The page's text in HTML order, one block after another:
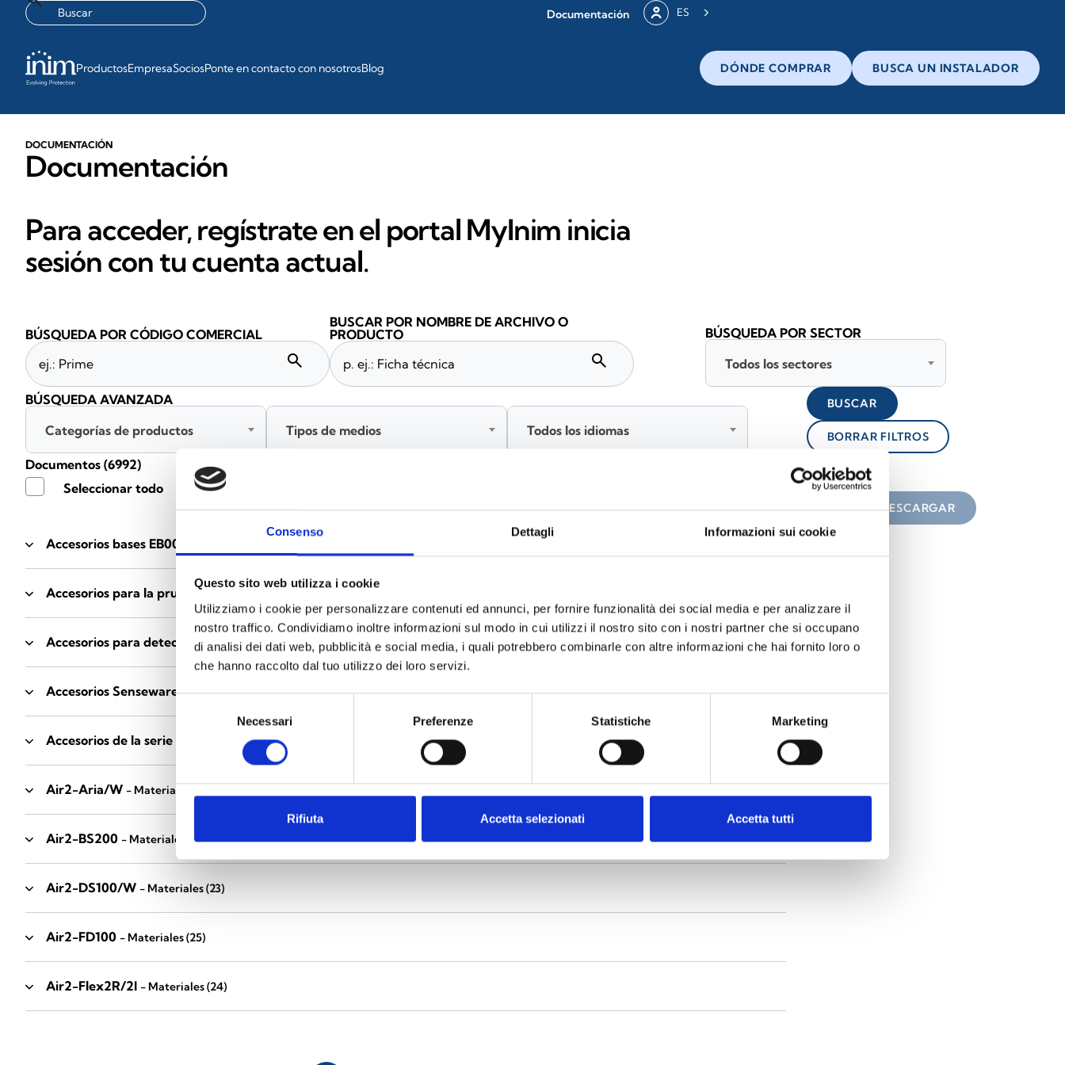
Consenso Dettagli Informazioni sui cookie
Questo sito web utilizza i cookie
Utilizziamo i cookie per personalizzare contenuti ed annunci, per fornire funzionalità dei social media e per analizzare il
nostro traffico. Condividiamo inoltre informazioni sul modo in cui utilizzi il nostro sito con i nostri partner che si occupano
di analisi dei dati web, pubblicità e social media, i quali potrebbero combinarle con altre informazioni che hai fornito loro o
che hanno raccolto dal tuo utilizzo dei loro servizi.
Necessari Preferenze Statistiche Marketing
Rifiuta Accetta selezionati Accetta tutti
Documentación ES
ProductosEmpresaSociosPonte en contacto con nosotrosBlog DÓNDE COMPRAR BUSCA UN INSTALADOR
DOCUMENTACIÓN
Documentación
Para acceder, regístrate en el portal MyInim inicia
sesión con tu cuenta actual.
Accesorios bases EB00
Accesorios para la prueba de detectores
Accesorios para detectores Enea - Materiales(35)
Accesorios Senseware - Materiales(2)
Accesorios de la serie Industrial - Materiales
Air2-Aria/W - Materiales
Air2-BS200 - Materiales (34)
Air2-DS100/W - Materiales(23)
Air2-FD100 - Materiales(25)
Air2-Flex2R/2I - Materiales(24)
Documentos (6992)
Seleccionar todo
DESCARGAR
BÚSQUEDA POR CÓDIGO COMERCIAL
search
BUSCAR POR NOMBRE DE ARCHIVO O
PRODUCTO
search
BÚSQUEDA POR SECTOR
Todos los sectores
BÚSQUEDA AVANZADA
Categorías de productos
Tipos de medios Todos los idiomas
BUSCAR
BORRAR FILTROS